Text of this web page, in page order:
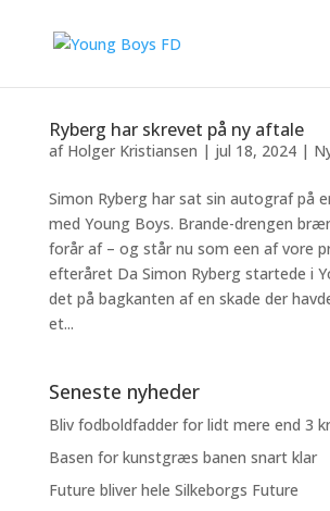
Ryberg har skrevet på ny aftale
af Holger Kristiansen | jul 18, 2024|
Simon Ryberg har sat sin autograf på
med Young Boys. Brande-drengen
forår af – og står nu som een af vore
efteråret Da Simon Ryberg startede i
det på bagkanten af en skade der
et...
Seneste nyheder
Bliv fodboldfadder for lidt mere end 3
Basen for kunstgræs banen snart klar
Future bliver hele Silkeborgs Future